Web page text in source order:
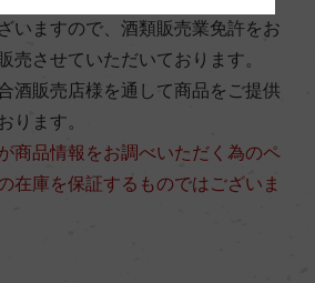
いますので、酒類販売業免許をお
売させていただいております。
酒販売店様を通して商品をご提供
ります。
商品情報をお調べいただく為のペ
在庫を保証するものではございま